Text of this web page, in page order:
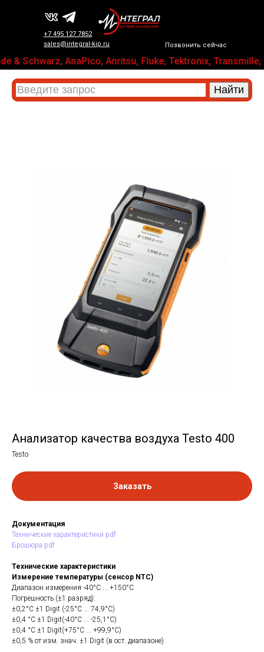
Позвонить сейчас
+7 495 127 7852
sales@integral-kip.ru
Schwarz, AnaPico, Anritsu, Fluke, Tektronix, Transmille,
Анализатор качества воздуха Testo 400
Testo
Заказать
Документация
Технические характеристики pdf
Брошюра pdf
Технические характеристики
Измерение температуры (сенсор NTC)
Диапазон измерения -40°C ... +150°C
Погрешность (±1 разряд):
±0,2°C ±1 Digit (-25°C ... 74,9°C)
±0,4 °C ±1 Digit(-40°C ... -25,1°C)
±0,4 °C ±1 Digit(+75°C ... +99,9°C)
±0,5 % от изм. знач. ±1 Digit (в ост. диапазоне)